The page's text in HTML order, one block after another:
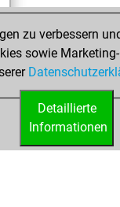
zu verbessern
sowie
Detaillierte
Informationen